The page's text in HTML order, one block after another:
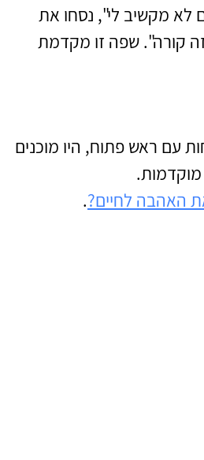
מקשיב לי", נסחו את
קורה". שפה זו מקדמת
עם ראש פתוח, היו מוכנים
מוקדמות.
האהבה לחיים?.